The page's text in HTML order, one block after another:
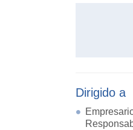
Dirigido a